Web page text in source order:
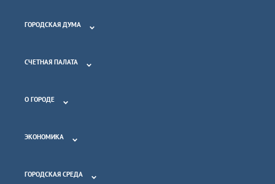
ГОРОДСКАЯ ДУМА
СЧЕТНАЯ ПАЛАТА
О ГОРОДЕ
ЭКОНОМИКА
ГОРОДСКАЯ СРЕДА